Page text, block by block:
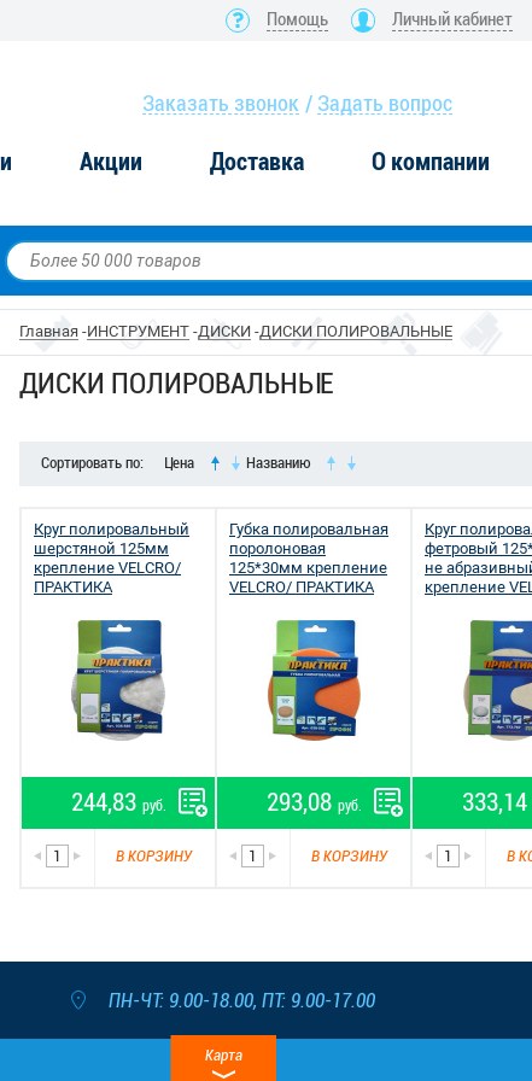
Помощь Личный кабинет
Заказать звонок Задать вопрос
Акции Доставка О компании
Главная ИНСТРУМЕНТ ДИСКИ ДИСКИ ПОЛИРОВАЛЬНЫЕ
ДИСКИ ПОЛИРОВАЛЬНЫЕ
Сортировать по: Цена Названию
Круг полировальный
шерстяной 125мм
крепление VELCRO/
ПРАКТИКА
244,83 руб.
В КОРЗИНУ
Губка полировальная
поролоновая
125*30мм крепление
VELCRO/ ПРАКТИКА
293,08 руб.
В КОРЗИНУ
Круг
фетровый
не
крепление
333,14
В
ПН-ЧТ: 9.00-18.00, ПТ: 9.00-17.00
Карта